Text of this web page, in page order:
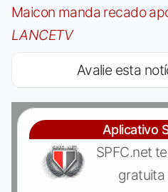
Maicon manda recado
LANCETV
Avalie esta
Aplicativo
SPFC.net
gratuita